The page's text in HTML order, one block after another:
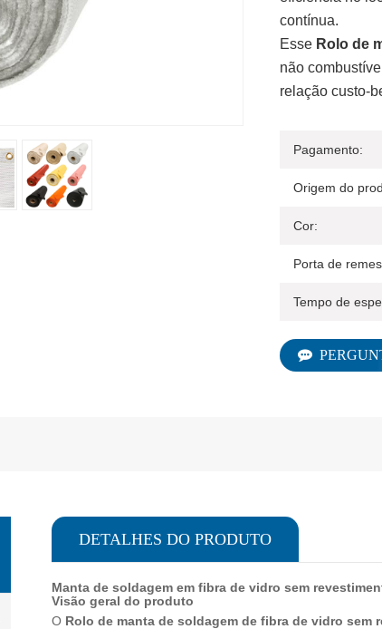
contínua.
Esse Rolo de
não
relação custo-
Pagamento:
Origem do
Cor:
Porta de
Tempo de
DETALHES DO PRODUTO
Manta de soldagem em fibra de vidro sem
Visão geral do produto
O Rolo de manta de soldagem de fibra de vidro sem